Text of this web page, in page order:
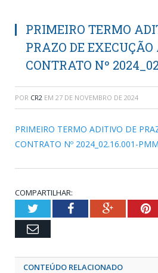
PRIMEIRO TERMO
PRAZO DE EXECUÇÃO
CONTRATO Nº
POR CR2 EM 27 DE NOVEMBRO DE 2024
PRIMEIRO TERMO ADITIVO DE
CONTRATO Nº 2024_02.16.001-PMM
COMPARTILHAR:
TwitterFacebookGoogle+
Email
CONTEÚDO RELACIONADO